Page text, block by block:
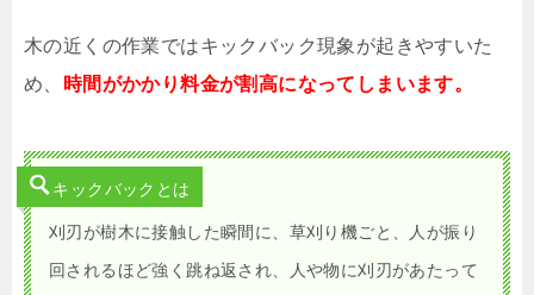
木の近くの作業ではキックバック現象が起きやすいた
め、
時間がかかり料金が割高になってしまいます。
キックバックとは
刈刃が樹木に接触した瞬間に、草刈り機ごと、人が振り
回されるほど強く跳ね返され、人や物に刈刃があたって